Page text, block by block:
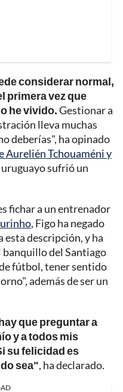
considerar normal,
primera vez que
he vivido.Gestionar a
lleva muchas
deberías", ha opinado
Aurelién Tchouaméni y
uruguayo sufrió un
fichar a un entrenador
, Figo ha negado
descripción, y ha
banquillo del Santiago
fútbol, tener sentido
además de ser un
que preguntar a
y a todos mis
su felicidad es
sea", ha declarado.